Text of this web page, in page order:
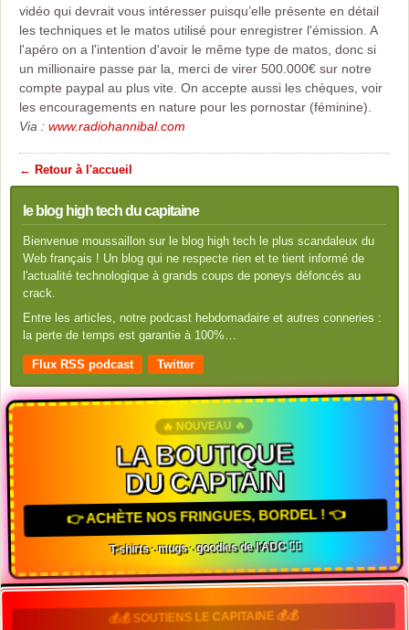
vidéo qui devrait vous intéresser puisqu’elle présente en détail
les techniques et le matos utilisé pour enregistrer l'émission. A
l'apéro on a l'intention d'avoir le même type de matos, donc si
un millionaire passe par la, merci de virer 500.000€ sur notre
compte paypal au plus vite. On accepte aussi les chèques, voir
les encouragements en nature pour les pornostar (féminine).
Via : www.radiohannibal.com
← Retour à l'accueil
le blog high tech du capitaine
Bienvenue moussaillon sur le blog high tech le plus scandaleux du
Web français ! Un blog qui ne respecte rien et te tient informé de
l'actualité technologique à grands coups de poneys défoncés au
crack.
Entre les articles, notre podcast hebdomadaire et autres conneries :
la perte de temps est garantie à 100%…
Flux RSS podcast Twitter
🔥 NOUVEAU 🔥
LA BOUTIQUE
DU CAPTAIN
👉 ACHÈTE NOS FRINGUES, BORDEL ! 👈
T-shirts · mugs · goodies de l'ADC 🏴‍☠️
💰💰 SOUTIENS LE CAPITAINE 💰💰